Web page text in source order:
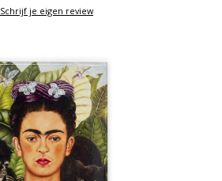
Schrijf je eigen review